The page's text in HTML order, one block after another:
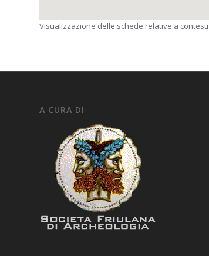
Visualizzazione delle schede relative a
A CURA DI